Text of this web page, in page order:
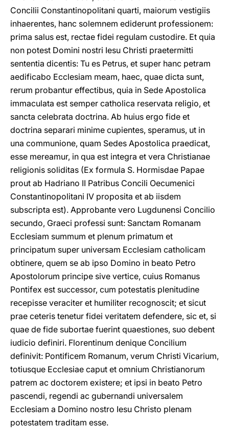
Concilii Constantinopolitani quarti, maiorum vestigiis
inhaerentes, hanc solemnem ediderunt professionem:
prima salus est, rectae fidei regulam custodire. Et quia
non potest Domini nostri Iesu Christi praetermitti
sententia dicentis: Tu es Petrus, et super hanc petram
aedificabo Ecclesiam meam, haec, quae dicta sunt,
rerum probantur effectibus, quia in Sede Apostolica
immaculata est semper catholica reservata religio, et
sancta celebrata doctrina. Ab huius ergo fide et
doctrina separari minime cupientes, speramus, ut in
una communione, quam Sedes Apostolica praedicat,
esse mereamur, in qua est integra et vera Christianae
religionis soliditas (Ex formula S. Hormisdae Papae
prout ab Hadriano II Patribus Concili Oecumenici
Constantinopolitani IV proposita et ab iisdem
subscripta est). Approbante vero Lugdunensi Concilio
secundo, Graeci professi sunt: Sanctam Romanam
Ecclesiam summum et plenum primatum et
principatum super universam Ecclesiam catholicam
obtinere, quem se ab ipso Domino in beato Petro
Apostolorum principe sive vertice, cuius Romanus
Pontifex est successor, cum potestatis plenitudine
recepisse veraciter et humiliter recognoscit; et sicut
prae ceteris tenetur fidei veritatem defendere, sic et, si
quae de fide subortae fuerint quaestiones, suo debent
iudicio definiri. Florentinum denique Concilium
definivit: Pontificem Romanum, verum Christi Vicarium,
totiusque Ecclesiae caput et omnium Christianorum
patrem ac doctorem existere; et ipsi in beato Petro
pascendi, regendi ac gubernandi universalem
Ecclesiam a Domino nostro Iesu Christo plenam
potestatem traditam esse.